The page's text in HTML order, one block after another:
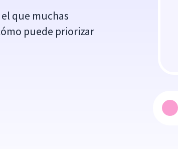
que muchas
puede priorizar